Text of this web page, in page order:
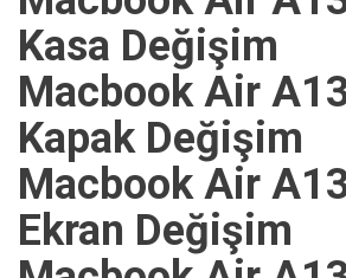
Kasa Değişim
Macbook Air
Kapak Değişim
Macbook Air
Ekran Değişim